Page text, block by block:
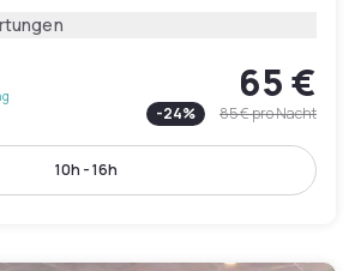
65 €
-24% 85 €pro Nacht
10h - 16h